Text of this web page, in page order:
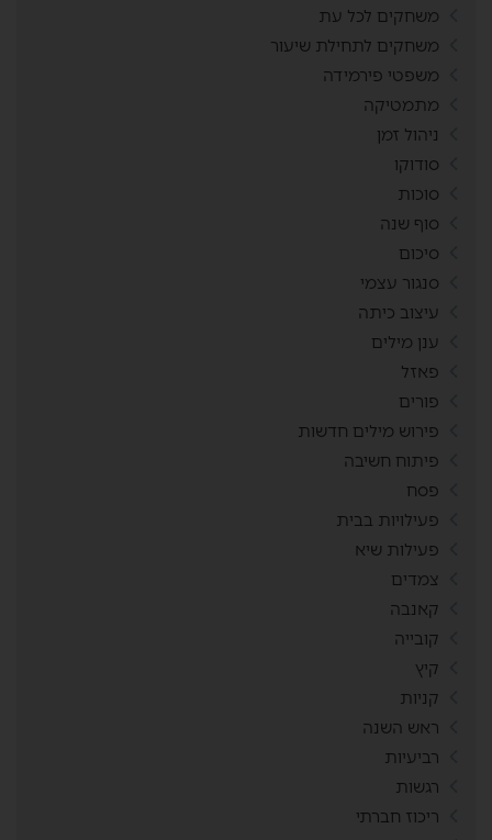
משחקים לכל עת
משחקים לתחילת שיעור
משפטי פירמידה
מתמטיקה
ניהול זמן
סודוקו
סוכות
סוף שנה
סיכום
סנגור עצמי
עיצוב כיתה
ענן מילים
פאזל
פורים
פירוש מילים חדשות
פיתוח חשיבה
פסח
פעילויות בבית
פעילות שיא
צמדים
קאנבה
קובייה
קיץ
קניות
ראש השנה
רביעיות
רגשות
ריכוז חברתי